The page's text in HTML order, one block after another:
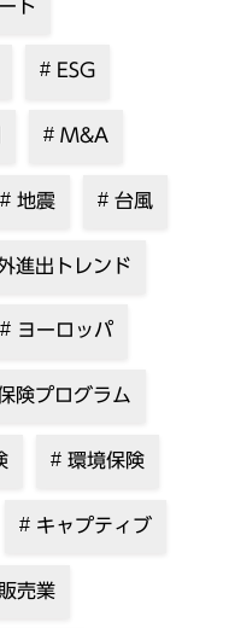
ト
ESG
M&A
地震 台風
進出トレンド
ヨーロッパ
険プログラム
環境保険
キャプティブ
売業